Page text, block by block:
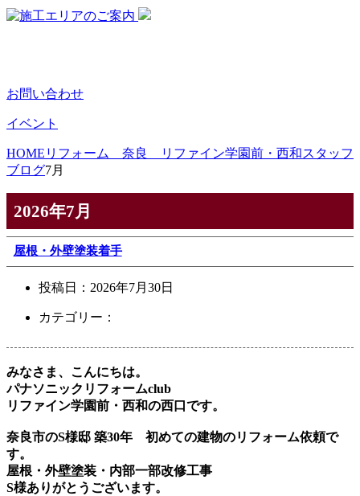
お問い合わせ
イベント
HOME リフォーム 奈良 リファイン学園前・西和スタッフ
ブログ7月
2026年7月
屋根・外壁塗装着手
投稿日： 2026年7月30日
カテゴリー：
みなさま、こんにちは。
パナソニックリフォームclub
リファイン学園前・西和の西口です。
奈良市のS様邸 築30年 初めての建物のリフォーム依頼で
す。
屋根・外壁塗装・内部一部改修工事
S様ありがとうございます。